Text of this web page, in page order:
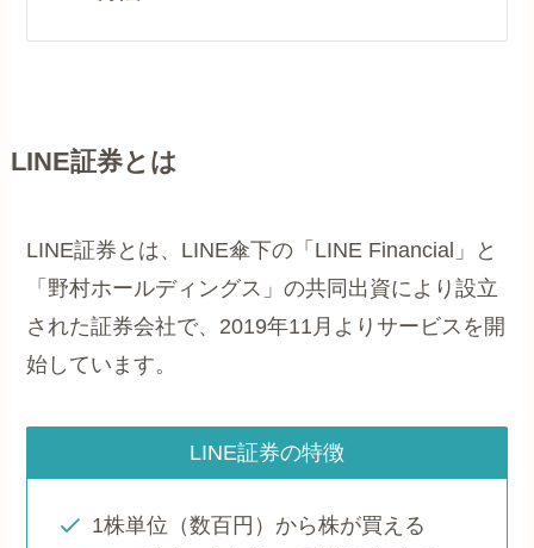
LINE証券とは
LINE証券とは、LINE傘下の「LINE Financial」と
「野村ホールディングス」の共同出資により設立
された証券会社で、2019年11月よりサービスを開
始しています。
LINE証券の特徴
1株単位（数百円）から株が買える